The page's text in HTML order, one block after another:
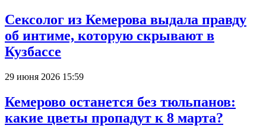
Сексолог из Кемерова выдала правду
об интиме, которую скрывают в
Кузбассе
29 июня 2026 15:59
Кемерово останется без тюльпанов:
какие цветы пропадут к 8 марта?